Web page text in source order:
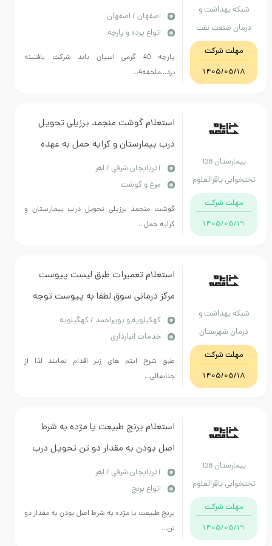
و
نفت
روبالشتی اسپان باند شرکت بافتینه یزد
ارسال نمونه تک عددی ..پرداخت غیر
نقدی طبق روال 09132009940
اصفهان / اصفهان
انواع پرده و پارچه
پارچه 40 گرمی اسپان باند شرکت بافتینه
یزد...ملحفه4...
استعلام گوشت منجمد برزیلی تحویل
درب بیمارستان و کرایه حمل به عهده
فروشنده پرداخت نقدی درصورت عدم
تاییده بهداشتی عودت داده میشود
تاریخ انقضاء حداقل 6 ماهه
آذربايجان شرقي / اهر
مرغ و گوشت
گوشت منجمد برزیلی تحویل درب بیمارستان و
کرایه حمل...
و
استعلام تعمیرات طبق لیست پیوست
مرکز درمانی سوق لطفا به پیوست توجه
شود و تمامی ایتم ها در نظر گرفته شود
كهكيلويه و بويراحمد / کهگیلویه
خدمات انبارداری
طبق شرح ایتم های زیر اقدام نمایند لذا از
جنابعالی...
استعلام برنج طبیعت یا مژده به شرط
اصل بودن به مقدار دو تن تحویل درب
بیمارستان کرایه حمل به عهده فروشنده
پرداخت نقدی
آذربايجان شرقي / اهر
انواع برنج
برنج طبیعت یا مژده به شرط اصل بودن به مقدار دو
تن...